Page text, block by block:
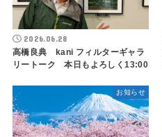
2026.06.28
高橋良典 kani フィルターギャラ
リートーク 本日もよろしく13:00
お知らせ